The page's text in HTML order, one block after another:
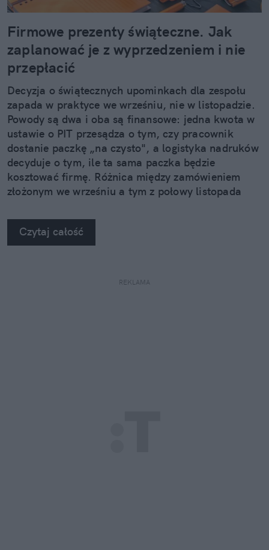
Firmowe prezenty świąteczne. Jak
zaplanować je z wyprzedzeniem i nie
przepłacić
Decyzja o świątecznych upominkach dla zespołu
zapada w praktyce we wrześniu, nie w listopadzie.
Powody są dwa i oba są finansowe: jedna kwota w
ustawie o PIT przesądza o tym, czy pracownik
dostanie paczkę „na czysto", a logistyka nadruków
decyduje o tym, ile ta sama paczka będzie
kosztować firmę. Różnica między zamówieniem
złożonym we wrześniu a tym z połowy listopada
Czytaj całość
REKLAMA